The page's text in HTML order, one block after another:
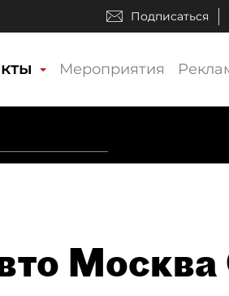
Подписаться
Мероприятия